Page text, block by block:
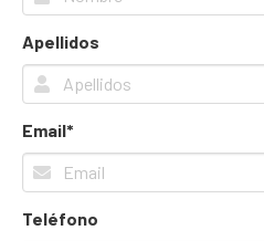
Apellidos
Email*
Teléfono